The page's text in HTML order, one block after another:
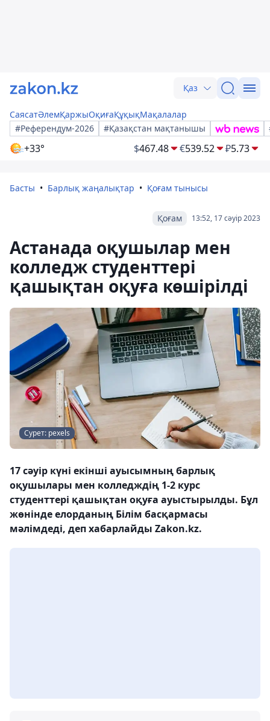
Қаз
СаясатӘлемҚаржыОқиғаҚұқықМақалалар
#Референдум-2026
#Қазақстан мақтанышы
+33° $467.48 €539.52 ₽5.73
Басты Барлық жаңалықтар Қоғам тынысы
13:52, 17 сәуір 2023
Қоғам
Астанада оқушылар мен
колледж студенттері
қашықтан оқуға көшірілді
Сурет: pexels
17 сәуір күні екінші ауысымның барлық
оқушылары мен колледждің 1-2 курс
студенттері қашықтан оқуға ауыстырылды. Бұл
жөнінде елорданың Білім басқармасы
мәлімдеді, деп хабарлайды Zakon.kz.